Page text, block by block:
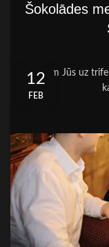
Šokolādes
Aicinām Jūs uz
12
FEB